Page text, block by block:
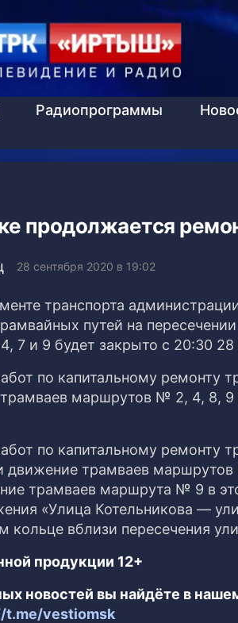
Радиопрограммы
продолжается
28 сентября 2020 в 19:02
транспорта
путей на
7 и 9 будет закрыто с 20:30 28
по капитальному ремонту
маршрутов № 2, 4, 8, 9
по капитальному ремонту
движение трамваев
трамваев маршрута № 9 в
«Улица Котельникова —
кольце вблизи пересечения
продукции 12+
новостей вы найдёте в
t.me/vestiomsk